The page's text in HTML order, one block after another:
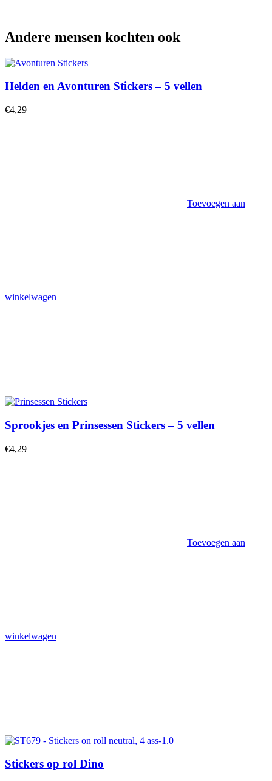
Andere mensen kochten ook
Helden en Avonturen Stickers – 5 vellen
€4,29
Toevoegen aan
winkelwagen
Sprookjes en Prinsessen Stickers – 5 vellen
€4,29
Toevoegen aan
winkelwagen
Stickers op rol Dino